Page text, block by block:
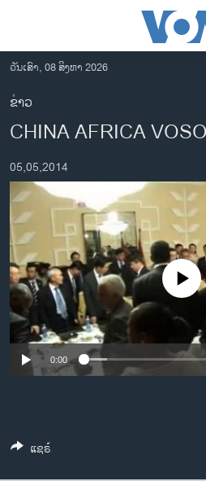
ເຂົ້າ
ຫາ
ຂ້າມ
ຂ້າມ
ໄປ
ຫາ
ຊອກ
ຄົ້ນ
ອາເມຣິກາ
ການເລືອກຕັ້ງ ປະທານາທີບໍດີ ສະຫະລັດ
ຂ່າວ​ຈີນ
ໂລກ
ເອເຊຍ
ອິດສະຫຼະພາບດ້ານການຂ່າວ
ຊີວິດຊາວລາວ
ຊຸມຊົນຊາວລາວ
ວິທະຍາສາດ-ເທັກໂນໂລຈີ
ພາສາອັງກິດ
ວັນເສົາ, 08 ສິງຫາ 2026
ຂ່າວ
CHINA AFRICA
05,05,2014
No media source
0:00
ແຊຣ໌